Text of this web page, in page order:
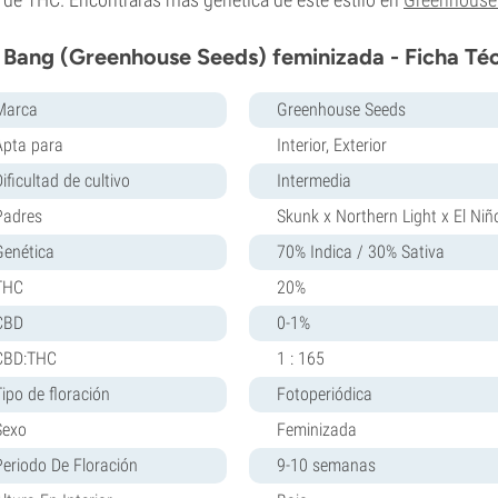
(Greenhouse Seeds) feminizada - Ficha
Greenhouse Seeds
para
Interior, Exterior
de cultivo
Intermedia
Skunk x Northern Light x El
70% Indica / 30% Sativa
20%
0-1%
1 : 165
de floración
Fotoperiódica
Feminizada
De Floración
9-10 semanas